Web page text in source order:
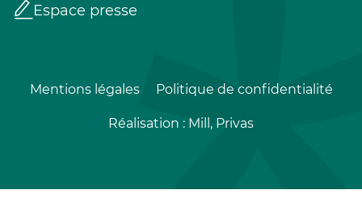
Espace presse
Mentions légales Politique de confidentialité
Réalisation : Mill, Privas